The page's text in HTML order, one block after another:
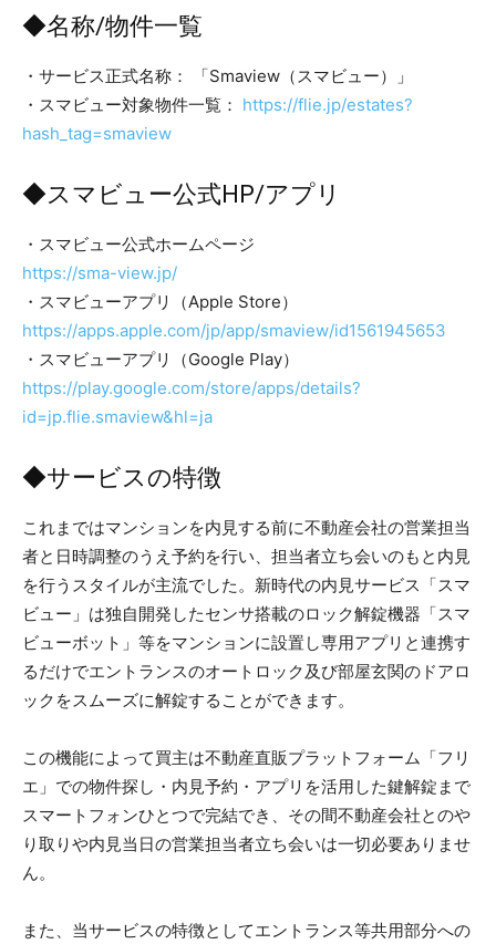
◆名称/物件一覧
・サービス正式名称： 「Smaview（スマビュー）」
・スマビュー対象物件一覧： https://flie.jp/estates?
hash_tag=smaview
◆スマビュー公式HP/アプリ
・スマビュー公式ホームページ
https://sma-view.jp/
・スマビューアプリ（Apple Store）
https://apps.apple.com/jp/app/smaview/id1561945653
・スマビューアプリ（Google Play）
https://play.google.com/store/apps/details?
id=jp.flie.smaview&hl=ja
◆サービスの特徴
これまではマンションを内見する前に不動産会社の営業担当
者と日時調整のうえ予約を行い、担当者立ち会いのもと内見
を行うスタイルが主流でした。新時代の内見サービス「スマ
ビュー」は独自開発したセンサ搭載のロック解錠機器「スマ
ビューボット」等をマンションに設置し専用アプリと連携す
るだけでエントランスのオートロック及び部屋玄関のドアロ
ックをスムーズに解錠することができます。
この機能によって買主は不動産直販プラットフォーム「フリ
エ」での物件探し・内見予約・アプリを活用した鍵解錠まで
スマートフォンひとつで完結でき、その間不動産会社とのや
り取りや内見当日の営業担当者立ち会いは一切必要ありませ
ん。
また、当サービスの特徴としてエントランス等共用部分への